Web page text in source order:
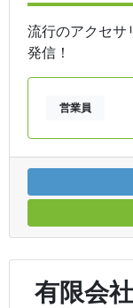
流行のアクセサ
発信！
営業員
有限会